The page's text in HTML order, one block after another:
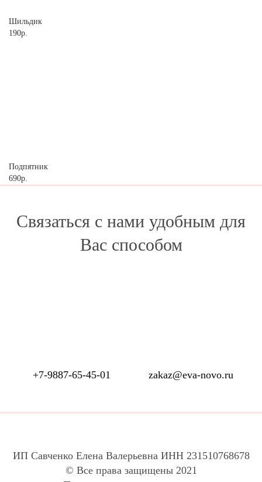
Шильдик
190р.
Подпятник
690р.
Связаться с нами удобным для
Вас способом
+7-9887-65-45-01 zakaz@eva-novo.ru
ИП Савченко Елена Валерьевна ИНН 231510768678
© Все права защищены 2021